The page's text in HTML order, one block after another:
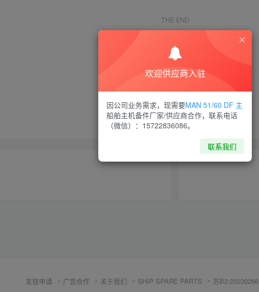
THE END
喜欢就支持一下吧
点赞11 分享 收藏
友链申请 广告合作 关于我们 SHIP SPARE PARTS 苏B2-20230266
欢迎供应商入驻
因公司业务需求，现需要MAN 51/60 DF 主
船舶主机备件厂家/供应商合作，联系电话
（微信）：15722836086。
联系我们